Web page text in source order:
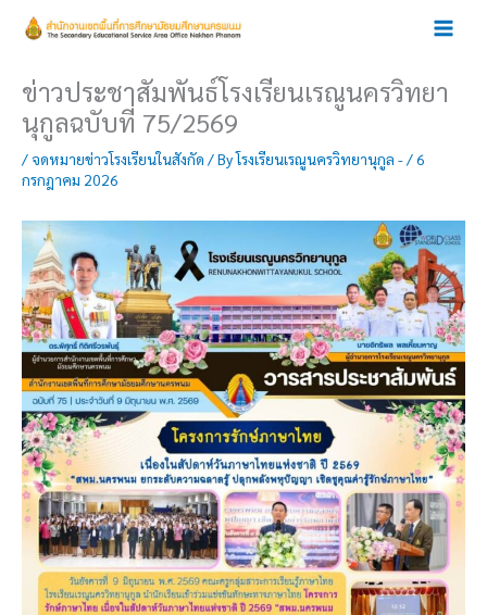
ข่าวประชาสัมพันธ์โรงเรียนเรณูนครวิทยา
นุกูลฉบับที่ 75/2569
/จดหมายข่าวโรงเรียนในสังกัด / Byโรงเรียนเรณูนครวิทยานุกูล -/6
กรกฎาคม 2026